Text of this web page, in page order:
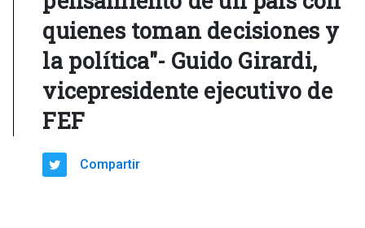
quienes toman decisiones y
la política"- Guido Girardi,
vicepresidente ejecutivo de
FEF
Compartir